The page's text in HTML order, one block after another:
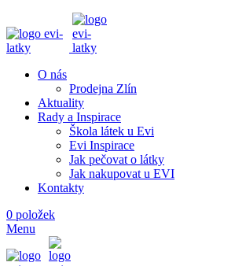
O nás
Prodejna Zlín
Aktuality
Rady a Inspirace
Škola látek u Evi
Evi Inspirace
Jak pečovat o látky
Jak nakupovat u EVI
Kontakty
0 položek
Menu